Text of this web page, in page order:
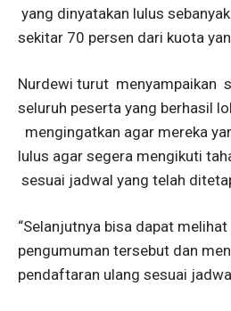
yang dinyatakan lulus
sekitar 70 persen dari kuota
Nurdewi turut menyampaikan
seluruh peserta yang berhasil
mengingatkan agar mereka
lulus agar segera mengikuti
sesuai jadwal yang telah
“Selanjutnya bisa dapat
pengumuman tersebut dan
pendaftaran ulang sesuai